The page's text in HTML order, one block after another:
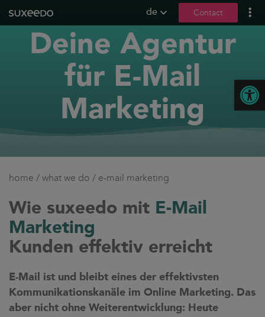
de Contact
what we do
content marketing
seeding
ux und conversions
about us
case studies
whitepaper
branchen
Deine Agentur
für E-Mail
Marketing
home / what we do / e-mail marketing
Wie suxeedo mit E-Mail
Marketing
Kunden effektiv erreicht
E-Mail ist und bleibt eines der effektivsten
Kommunikationskanäle im Online Marketing. Das
aber nicht ohne Weiterentwicklung: Heute